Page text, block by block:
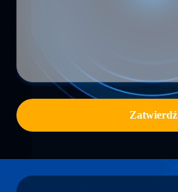
Zatwierdź